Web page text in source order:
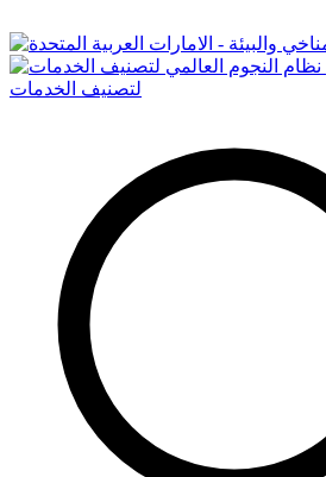
لتصنيف الخدمات